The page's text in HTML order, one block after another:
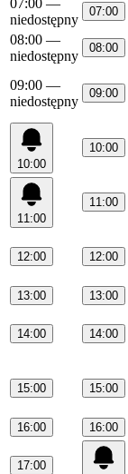
07:00 —
niedostępny
07:00
08:00 —
niedostępny
08:00
09:00 —
niedostępny
09:00
10:00
10:00
11:00
11:00
12:00 12:00
13:00 13:00
14:00
14:00
15:00
15:00
16:00 16:00
17:00